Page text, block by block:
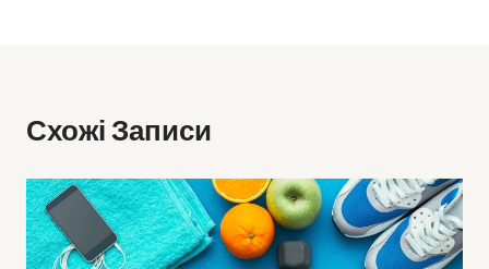
Схожі Записи